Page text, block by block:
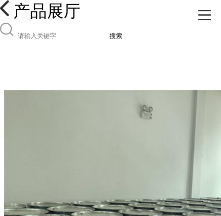
产品展厅
搜索